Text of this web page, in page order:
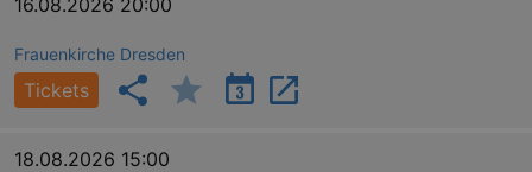
16.08.2026 20:00
Frauenkirche Dresden
Tickets
18.08.2026 15:00